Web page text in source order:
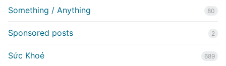
Something / Anything 80
Sponsored posts 2
Sức Khoẻ 689